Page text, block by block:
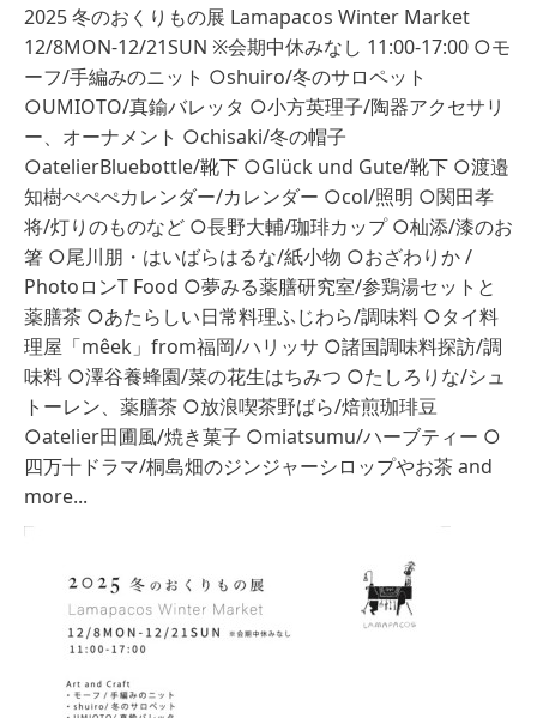
2025 冬のおくりもの展 Lamapacos Winter Market
12/8MON-12/21SUN ※会期中休みなし 11:00-17:00 ○モ
ーフ/手編みのニット ○shuiro/冬のサロペット
○UMIOTO/真鍮バレッタ ○小方英理子/陶器アクセサリ
ー、オーナメント ○chisaki/冬の帽子
○atelierBluebottle/靴下 ○Glück und Gute/靴下 ○渡邉
知樹ぺぺぺカレンダー/カレンダー ○col/照明 ○関田孝
将/灯りのものなど ○長野大輔/珈琲カップ ○杣添/漆のお
箸 ○尾川朋・はいばらはるな/紙小物 ○おざわりか /
PhotoロンT Food ○夢みる薬膳研究室/参鶏湯セットと
薬膳茶 ○あたらしい日常料理ふじわら/調味料 ○タイ料
理屋「mêek」from福岡/ハリッサ ○諸国調味料探訪/調
味料 ○澤谷養蜂園/菜の花生はちみつ ○たしろりな/シュ
トーレン、薬膳茶 ○放浪喫茶野ばら/焙煎珈琲豆
○atelier田圃風/焼き菓子 ○miatsumu/ハーブティー ○
四万十ドラマ/桐島畑のジンジャーシロップやお茶 and
more...